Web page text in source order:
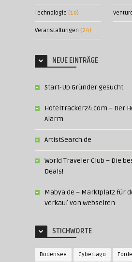
Technologie (10)
Veranstaltungen (24)
NEUE EINTRÄGE
Start-Up Gründer gesucht
HotelTracker24.com – Der
Alarm
ArtistSearch.de
World Traveler Club – Die
Deals!
Mabya.de – Marktplatz für
Verkauf von Webseiten
STICHWORTE
Bodensee CyberLago